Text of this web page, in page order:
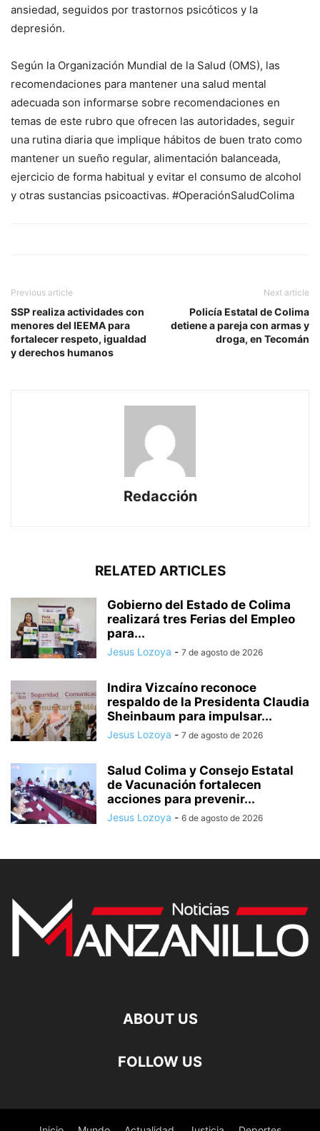
ansiedad, seguidos por trastornos psicóticos y la
depresión.
Según la Organización Mundial de la Salud (OMS), las
recomendaciones para mantener una salud mental
adecuada son informarse sobre recomendaciones en
temas de este rubro que ofrecen las autoridades, seguir
una rutina diaria que implique hábitos de buen trato como
mantener un sueño regular, alimentación balanceada,
ejercicio de forma habitual y evitar el consumo de alcohol
y otras sustancias psicoactivas. #OperaciónSaludColima
Previous article
SSP realiza actividades con
menores del IEEMA para
fortalecer respeto, igualdad
y derechos humanos
Next article
Policía Estatal de Colima
detiene a pareja con armas y
droga, en Tecomán
Redacción
RELATED ARTICLES
Gobierno del Estado de Colima
realizará tres Ferias del Empleo
para...
Jesus Lozoya - 7 de agosto de 2026
Indira Vizcaíno reconoce
respaldo de la Presidenta Claudia
Sheinbaum para impulsar...
Jesus Lozoya - 7 de agosto de 2026
Salud Colima y Consejo Estatal
de Vacunación fortalecen
acciones para prevenir...
Jesus Lozoya - 6 de agosto de 2026
ABOUT US
FOLLOW US